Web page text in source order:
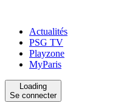
Actualités
PSG TV
Playzone
MyParis
Loading
Se connecter